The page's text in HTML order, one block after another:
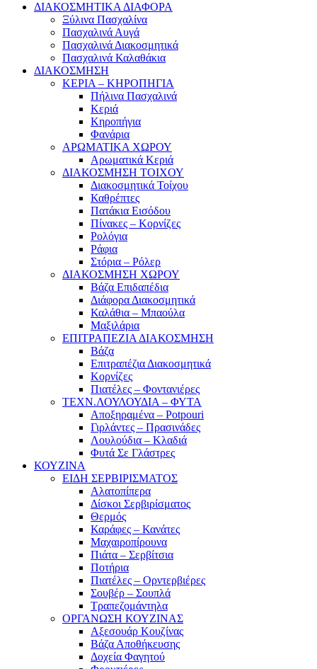
ΔΙΑΚΟΣΜΗΤΙΚΑ ΔΙΑΦΟΡΑ
Ξύλινα Πασχαλίνα
Πασχαλινά Αυγά
Πασχαλινά Διακοσμητικά
Πασχαλινά Καλαθάκια
ΔΙΑΚΟΣΜΗΣΗ
ΚΕΡΙΑ – ΚΗΡΟΠΗΓΙΑ
Πήλινα Πασχαλινά
Κεριά
Κηροπήγια
Φανάρια
ΑΡΩΜΑΤΙΚΑ ΧΩΡΟΥ
Αρωματικά Κεριά
ΔΙΑΚΟΣΜΗΣΗ ΤΟΙΧΟΥ
Διακοσμητικά Τοίχου
Καθρέπτες
Πατάκια Εισόδου
Πίνακες – Κορνίζες
Ρολόγια
Ράφια
Στόρια – Ρόλερ
ΔΙΑΚΟΣΜΗΣΗ ΧΩΡΟΥ
Βάζα Επιδαπέδια
Διάφορα Διακοσμητικά
Καλάθια – Μπαούλα
Μαξιλάρια
ΕΠΙΤΡΑΠΕΖΙΑ ΔΙΑΚΟΣΜΗΣΗ
Βάζα
Επιτραπέζια Διακοσμητικά
Κορνίζες
Πιατέλες – Φοντανιέρες
ΤΕΧΝ.ΛΟΥΛΟΥΔΙΑ – ΦΥΤΑ
Αποξηραμένα – Potpouri
Γιρλάντες – Πρασινάδες
Λουλούδια – Κλαδιά
Φυτά Σε Γλάστρες
ΚΟΥΖΙΝΑ
ΕΙΔΗ ΣΕΡΒΙΡΙΣΜΑΤΟΣ
Αλατοπίπερα
Δίσκοι Σερβιρίσματος
Θερμός
Καράφες – Κανάτες
Μαχαιροπίρουνα
Πιάτα – Σερβίτσια
Ποτήρια
Πιατέλες – Ορντερβιέρες
Σουβέρ – Σουπλά
Τραπεζομάντηλα
ΟΡΓΑΝΩΣΗ ΚΟΥΖΙΝΑΣ
Αξεσουάρ Κουζίνας
Βάζα Αποθήκευσης
Δοχεία Φαγητού